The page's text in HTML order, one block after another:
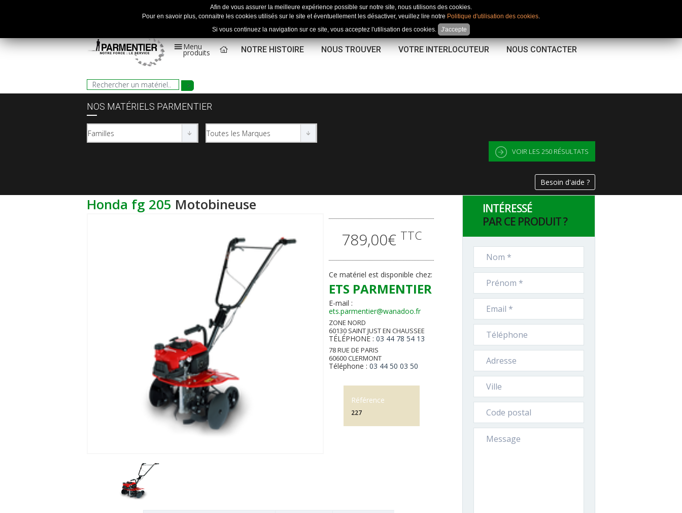
Afin de vous assurer la meilleure expérience possible sur notre site, nous utilisons des cookies.
Pour en savoir plus, connaitre les cookies utilisés sur le site et éventuellement les désactiver, veuillez lire notre Politique d'utilisation des cookies.
Si vous continuez la navigation sur ce site, vous acceptez l'utilisation des cookies.
J'accepte
Mon compte
Menu
produits NOTRE HISTOIRE NOUS TROUVER VOTRE INTERLOCUTEUR NOUS CONTACTER
NOS MATÉRIELS PARMENTIER
VOIR LES 250RÉSULTATS
Besoin d'aide ?
honda fg 205 motobineuse
789,00€ TTC
Ce matériel est disponible chez:
ETS PARMENTIER
E-mail :
ets.parmentier@wanadoo.fr
ZONE NORD
60130 SAINT JUST EN CHAUSSEE
TÉLÉPHONE :03 44 78 54 13
78 RUE DE PARIS
60600 CLERMONT
Téléphone :03 44 50 03 50
Référence
227
INTÉRESSÉ
PAR CE PRODUIT ?